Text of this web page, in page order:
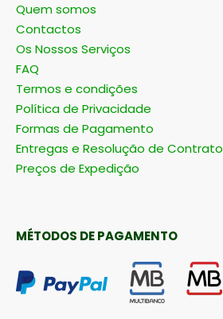
Quem somos
Contactos
Os Nossos Serviços
FAQ
Termos e condições
Política de Privacidade
Formas de Pagamento
Entregas e Resolução de Contrato
Preços de Expedição
MÉTODOS DE PAGAMENTO